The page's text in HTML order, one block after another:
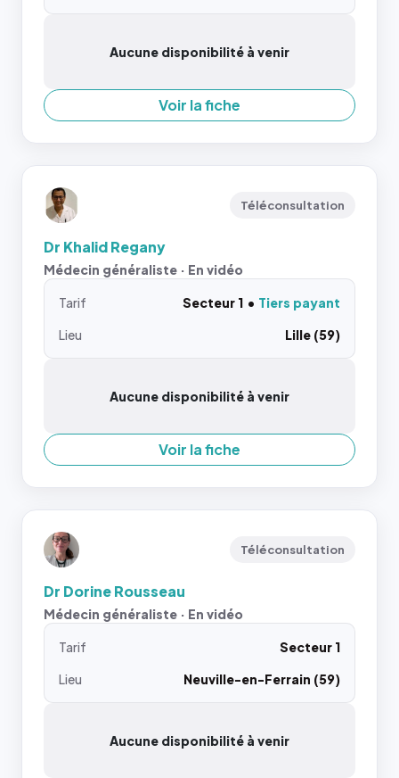
Aucune disponibilité à venir
Voir la fiche
Téléconsultation
Dr Khalid Regany
Médecin généraliste · En vidéo
Tarif Secteur 1
Tiers payant
Lieu
Lille (59)
Aucune disponibilité à venir
Voir la fiche
Téléconsultation
Dr Dorine Rousseau
Médecin généraliste · En vidéo
Tarif
Secteur 1
Lieu
Neuville-en-Ferrain (59)
Aucune disponibilité à venir